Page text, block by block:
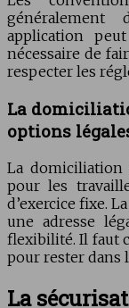
généralement
application
nécessaire de
respecter les
La
options
La domiciliation
pour les
d’exercice fixe.
une adresse
flexibilité. Il faut
pour rester dans
La